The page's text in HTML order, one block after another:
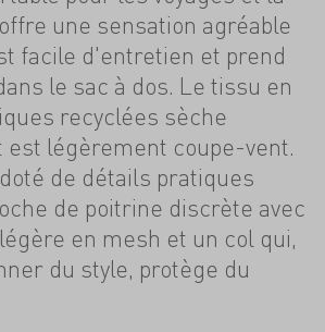
une sensation agréable
facile d'entretien et prend
le sac à dos. Le tissu en
recyclées sèche
est légèrement coupe-vent.
de détails pratiques
de poitrine discrète avec
en mesh et un col qui,
du style, protège du